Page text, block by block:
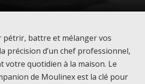
pétrir, battre et mélanger vos
précision d’un chef professionnel,
votre quotidien à la maison. Le
de Moulinex est la clé pour